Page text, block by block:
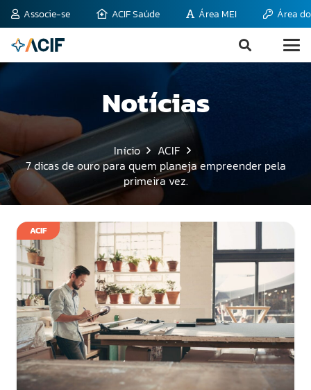
Associe-se ACIF Saúde Área MEI Área
Notícias
Início
ACIF
7 dicas de ouro para quem planeja empreender pela
primeira vez.
ACIF